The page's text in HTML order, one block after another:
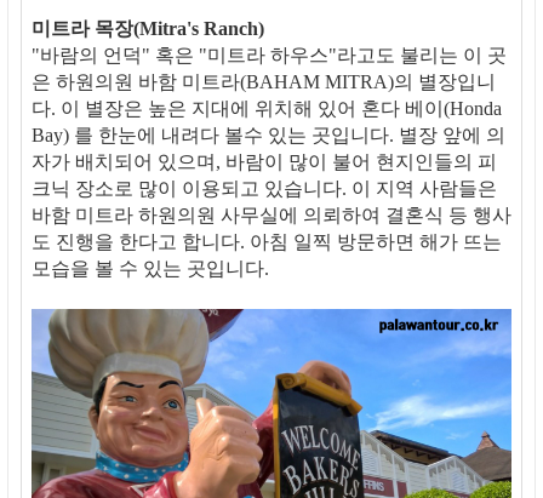
미트라 목장(Mitra's Ranch)
"바람의 언덕" 혹은 "미트라 하우스"라고도 불리는 이 곳
은 하원의원 바함 미트라(BAHAM MITRA)의 별장입니
다. 이 별장은 높은 지대에 위치해 있어 혼다 베이(Honda
Bay) 를 한눈에 내려다 볼수 있는 곳입니다. 별장 앞에 의
자가 배치되어 있으며, 바람이 많이 불어 현지인들의 피
크닉 장소로 많이 이용되고 있습니다. 이 지역 사람들은
바함 미트라 하원의원 사무실에 의뢰하여 결혼식 등 행사
도 진행을 한다고 합니다. 아침 일찍 방문하면 해가 뜨는
모습을 볼 수 있는 곳입니다.